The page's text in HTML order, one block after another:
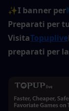
✨I banner per
Preparati per
VisitaTopuplive
preparati per